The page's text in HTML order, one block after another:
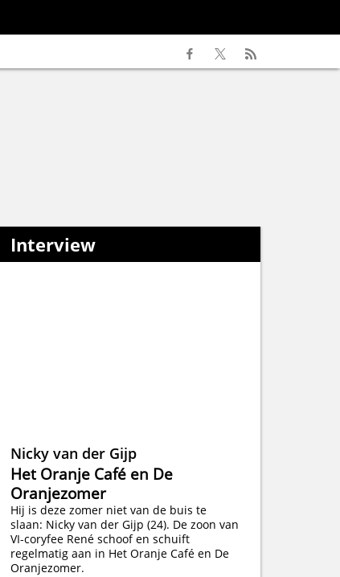
Interview
Nicky van der Gijp
Het Oranje Café en De
Oranjezomer
Hij is deze zomer niet van de buis te
slaan: Nicky van der Gijp (24). De zoon van
VI-coryfee René schoof en schuift
regelmatig aan in Het Oranje Café en De
Oranjezomer.